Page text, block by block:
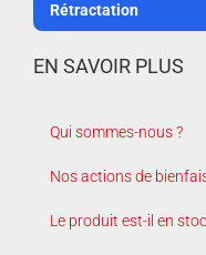
Rétractation
EN SAVOIR PLUS
Qui sommes-nous ?
Nos actions de
Le produit est-il en